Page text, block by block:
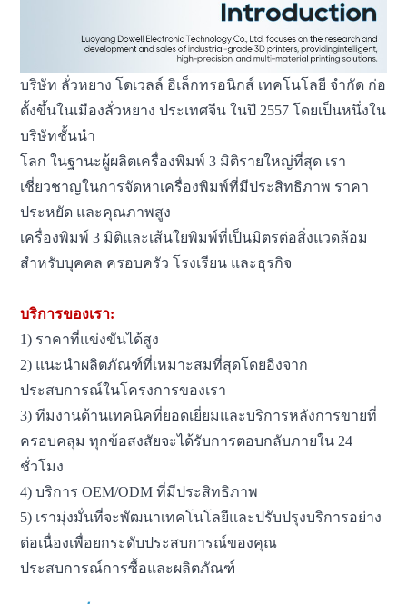
บริษัท ลั่วหยาง โดเวลล์ อิเล็กทรอนิกส์ เทคโนโลยี จำกัด ก่อ
ตั้งขึ้นในเมืองลั่วหยาง ประเทศจีน ในปี 2557 โดยเป็นหนึ่งใน
บริษัทชั้นนำ
โลก ในฐานะผู้ผลิตเครื่องพิมพ์ 3 มิติรายใหญ่ที่สุด เรา
เชี่ยวชาญในการจัดหาเครื่องพิมพ์ที่มีประสิทธิภาพ ราคา
ประหยัด และคุณภาพสูง
เครื่องพิมพ์ 3 มิติและเส้นใยพิมพ์ที่เป็นมิตรต่อสิ่งแวดล้อม
สำหรับบุคคล ครอบครัว โรงเรียน และธุรกิจ
บริการของเรา:
1) ราคาที่แข่งขันได้สูง
2) แนะนำผลิตภัณฑ์ที่เหมาะสมที่สุดโดยอิงจาก
ประสบการณ์ในโครงการของเรา
3) ทีมงานด้านเทคนิคที่ยอดเยี่ยมและบริการหลังการขายที่
ครอบคลุม ทุกข้อสงสัยจะได้รับการตอบกลับภายใน 24
ชั่วโมง
4) บริการ OEM/ODM ที่มีประสิทธิภาพ
5) เรามุ่งมั่นที่จะพัฒนาเทคโนโลยีและปรับปรุงบริการอย่าง
ต่อเนื่องเพื่อยกระดับประสบการณ์ของคุณ
ประสบการณ์การซื้อและผลิตภัณฑ์